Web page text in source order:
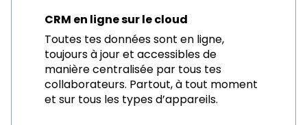
CRM en ligne sur le cloud
Toutes tes données sont en ligne,
toujours à jour et accessibles de
manière centralisée par tous tes
collaborateurs. Partout, à tout moment
et sur tous les types d’appareils.